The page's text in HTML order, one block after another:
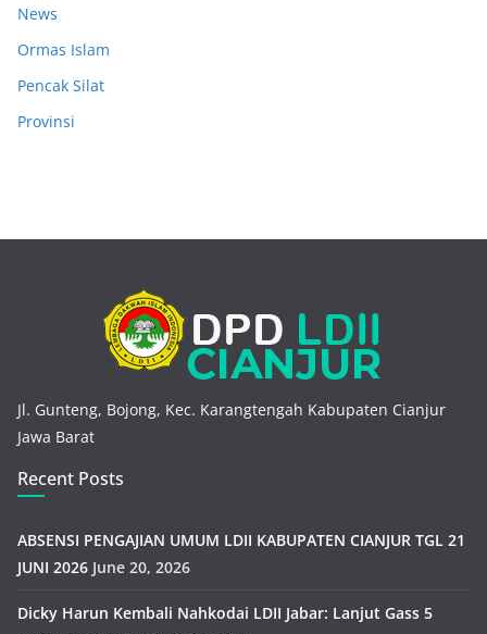
News
Ormas Islam
Pencak Silat
Provinsi
Jl. Gunteng, Bojong, Kec. Karangtengah Kabupaten Cianjur
Jawa Barat
Recent Posts
ABSENSI PENGAJIAN UMUM LDII KABUPATEN CIANJUR TGL 21
JUNI 2026 June 20, 2026
Dicky Harun Kembali Nahkodai LDII Jabar: Lanjut Gass 5